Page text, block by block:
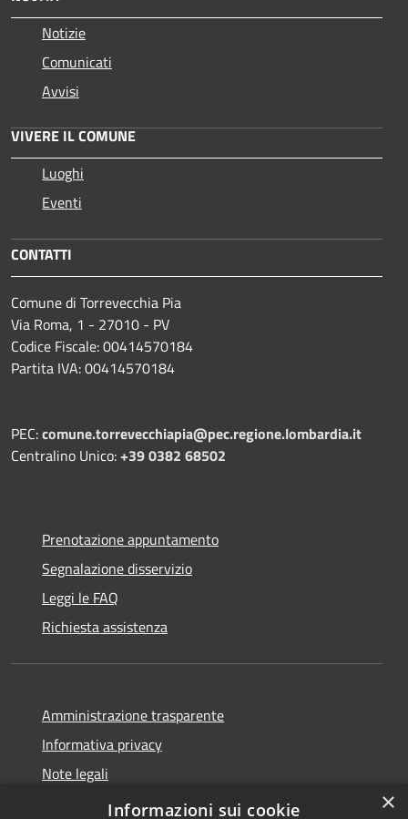
Notizie
Comunicati
Avvisi
VIVERE IL COMUNE
Luoghi
Eventi
CONTATTI
Comune di Torrevecchia Pia
Via Roma, 1 - 27010 - PV
Codice Fiscale: 00414570184
Partita IVA: 00414570184
PEC:comune.torrevecchiapia@pec.regione.lombardia.it
Centralino Unico:+39 0382 68502
Prenotazione appuntamento
Segnalazione disservizio
Leggi le FAQ
Richiesta assistenza
Amministrazione trasparente
Informativa privacy
Note legali
Dichiarazione di accessibilità
×
Informazioni sui cookie